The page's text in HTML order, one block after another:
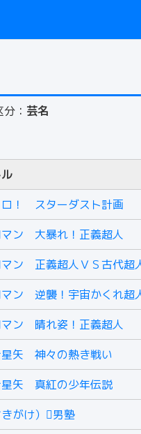
： 芸名
ロ！ スターダスト計画
マン 大暴れ！正義超人
マン 正義超人ＶＳ古代超
マン 逆襲！宇宙かくれ超
マン 晴れ姿！正義超人
星矢 神々の熱き戦い
星矢 真紅の少年伝説
がけ）男塾